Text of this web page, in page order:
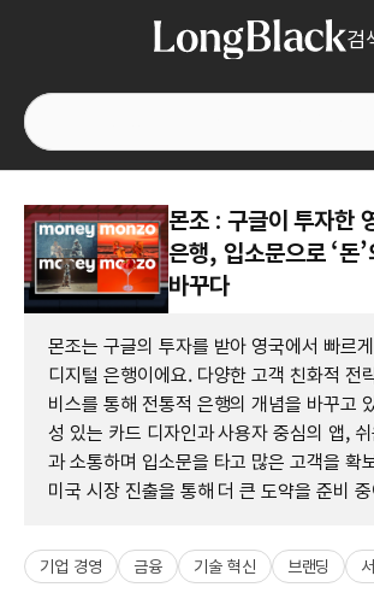
검
몬조 : 구글이 투자한
은행, 입소문으로 ‘돈
바꾸다
몬조는 구글의 투자를 받아 영국에서 빠르
디지털 은행이에요. 다양한 고객 친화적 전
비스를 통해 전통적 은행의 개념을 바꾸고
성 있는 카드 디자인과 사용자 중심의 앱,
과 소통하며 입소문을 타고 많은 고객을 확
미국 시장 진출을 통해 더 큰 도약을 준비
기업 경영 금융 기술 혁신 브랜딩